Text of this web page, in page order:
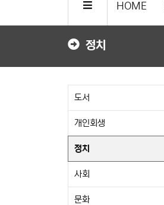
HOME
정치
도서
개인회생
정치
사회
문화